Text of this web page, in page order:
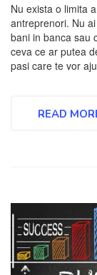
Nu exista o limita
antreprenori. Nu
bani in banca sau
ceva ce ar putea
pasi care te vor
READ